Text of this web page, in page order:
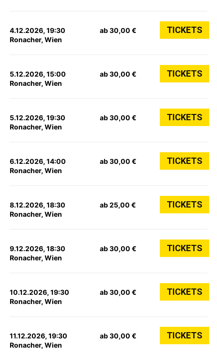
4.12.2026, 19:30
Ronacher, Wien
ab 30,00 € TICKETS
5.12.2026, 15:00
Ronacher, Wien
ab 30,00 € TICKETS
5.12.2026, 19:30
Ronacher, Wien
ab 30,00 € TICKETS
6.12.2026, 14:00
Ronacher, Wien
ab 30,00 € TICKETS
8.12.2026, 18:30
Ronacher, Wien
ab 25,00 € TICKETS
9.12.2026, 18:30
Ronacher, Wien
ab 30,00 € TICKETS
10.12.2026, 19:30
Ronacher, Wien
ab 30,00 € TICKETS
11.12.2026, 19:30
Ronacher, Wien
ab 30,00 € TICKETS